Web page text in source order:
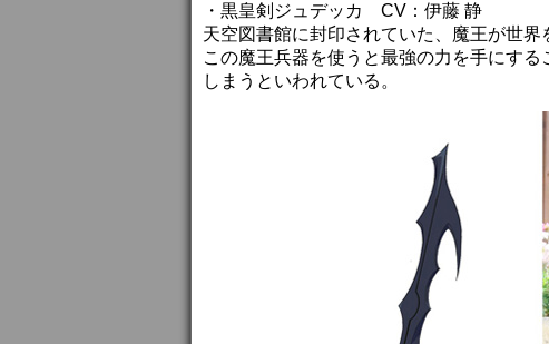
・黒皇剣ジュデッカ CV：伊藤 静
天空図書館に封印されていた、魔王が世界
この魔王兵器を使うと最強の力を手にす
しまうといわれている。